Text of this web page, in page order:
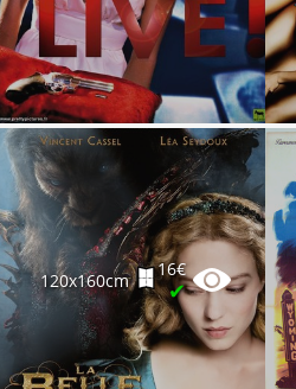
120x160cm
16€
✔